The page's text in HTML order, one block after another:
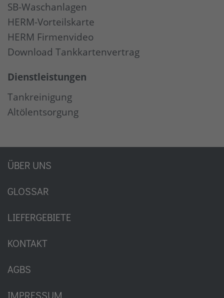
SB-Waschanlagen
HERM-Vorteilskarte
HERM Firmenvideo
Download Tankkartenvertrag
Dienstleistungen
Tankreinigung
Altölentsorgung
ÜBER UNS
GLOSSAR
LIEFERGEBIETE
KONTAKT
AGBS
IMPRESSUM